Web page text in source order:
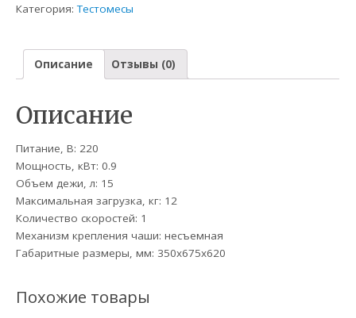
Категория:Тестомесы
Описание Отзывы (0)
Описание
Питание, В: 220
Мощность, кВт: 0.9
Объем дежи, л: 15
Максимальная загрузка, кг: 12
Количество скоростей: 1
Механизм крепления чаши: несъемная
Габаритные размеры, мм: 350х675х620
Похожие товары